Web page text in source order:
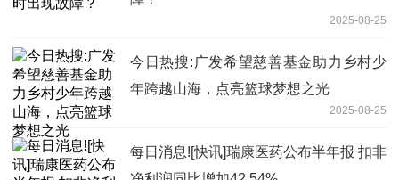
2025-08-25
今日热搜:广发希望慈善基金助力乡村少
年跨越山海，点亮篮球梦想之光
2025-08-25
每日消息![快讯]瑞康医药公布半年报 扣非